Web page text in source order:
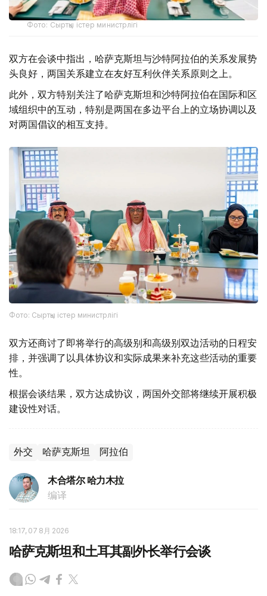
Фото: Сыртқы істер министрлігі
双方在会谈中指出，哈萨克斯坦与沙特阿拉伯的关系发展势
头良好，两国关系建立在友好互利伙伴关系原则之上。
此外，双方特别关注了哈萨克斯坦和沙特阿拉伯在国际和区
域组织中的互动，特别是两国在多边平台上的立场协调以及
对两国倡议的相互支持。
Фото: Сыртқы істер министрлігі
双方还商讨了即将举行的高级别和高级别双边活动的日程安
排，并强调了以具体协议和实际成果来补充这些活动的重要
性。
根据会谈结果，双方达成协议，两国外交部将继续开展积极
建设性对话。
外交 哈萨克斯坦 阿拉伯
木合塔尔 哈力木拉
编译
18:17, 07 8月 2026
哈萨克斯坦和土耳其副外长举行会谈